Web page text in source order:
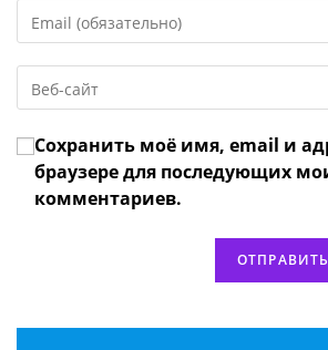
или
имя
чтобы
прокомментировать
свой
адрес,
чтобы
URL
веб-
сайта
(необязательно)
Сохранить моё имя, email и
браузере для последующих
комментариев.